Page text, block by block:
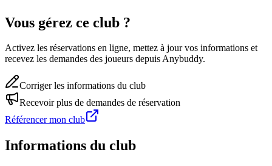
Vous gérez ce club ?
Activez les réservations en ligne, mettez à jour vos informations et
recevez les demandes des joueurs depuis Anybuddy.
Corriger les informations du club
Recevoir plus de demandes de réservation
Référencer mon club
Informations du club